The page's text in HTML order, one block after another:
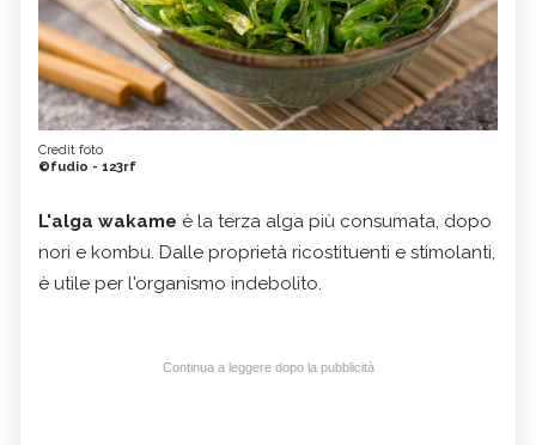
Credit foto
©fudio - 123rf
L'alga wakame è la terza alga più consumata, dopo
nori e kombu. Dalle proprietà ricostituenti e stimolanti,
è utile per l'organismo indebolito.
Continua a leggere dopo la pubblicità